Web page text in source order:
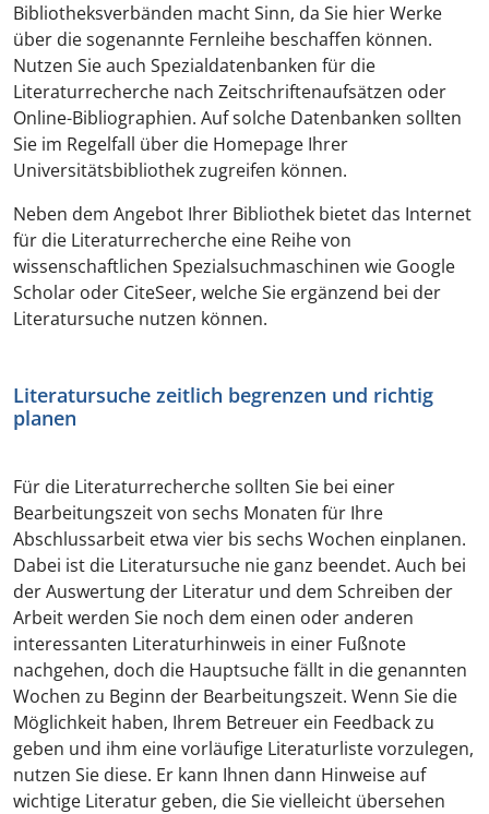
Bibliotheksverbänden macht Sinn, da Sie hier Werke
über die sogenannte Fernleihe beschaffen können.
Nutzen Sie auch Spezialdatenbanken für die
Literaturrecherche nach Zeitschriftenaufsätzen oder
Online-Bibliographien. Auf solche Datenbanken sollten
Sie im Regelfall über die Homepage Ihrer
Universitätsbibliothek zugreifen können.
Neben dem Angebot Ihrer Bibliothek bietet das Internet
für die Literaturrecherche eine Reihe von
wissenschaftlichen Spezialsuchmaschinen wie Google
Scholar oder CiteSeer, welche Sie ergänzend bei der
Literatursuche nutzen können.
Literatursuche zeitlich begrenzen und richtig
planen
Für die Literaturrecherche sollten Sie bei einer
Bearbeitungszeit von sechs Monaten für Ihre
Abschlussarbeit etwa vier bis sechs Wochen einplanen.
Dabei ist die Literatursuche nie ganz beendet. Auch bei
der Auswertung der Literatur und dem Schreiben der
Arbeit werden Sie noch dem einen oder anderen
interessanten Literaturhinweis in einer Fußnote
nachgehen, doch die Hauptsuche fällt in die genannten
Wochen zu Beginn der Bearbeitungszeit. Wenn Sie die
Möglichkeit haben, Ihrem Betreuer ein Feedback zu
geben und ihm eine vorläufige Literaturliste vorzulegen,
nutzen Sie diese. Er kann Ihnen dann Hinweise auf
wichtige Literatur geben, die Sie vielleicht übersehen